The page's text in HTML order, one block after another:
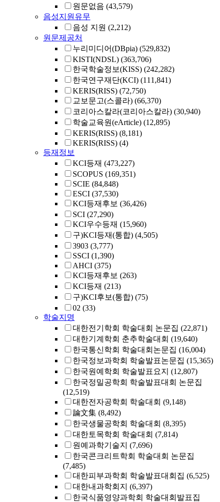
원문없음 (43,579)
음성지원유무
음성 지원 (2,212)
원문제공처
누리미디어(DBpia) (529,832)
KISTI(NDSL) (363,706)
한국학술정보(KISS) (242,282)
한국연구재단(KCI) (111,841)
KERIS(RISS) (72,750)
교보문고(스콜라) (66,370)
코리아스칼라(코리아스칼라) (30,940)
학술교육원(eArticle) (12,895)
KERIS(RISS) (8,181)
KERIS(RISS) (4)
등재정보
KCI등재 (473,227)
SCOPUS (169,351)
SCIE (84,848)
ESCI (37,530)
KCI등재후보 (36,426)
SCI (27,290)
KCI우수등재 (15,960)
구)KCI등재(통합) (4,505)
3903 (3,777)
SSCI (1,390)
AHCI (375)
KCI등재후보 (263)
KCI등재 (213)
구)KCI후보(통합) (75)
02 (33)
학술지명
대한전기학회 학술대회 논문집 (22,871)
대한기계학회 춘추학술대회 (19,640)
한국통신학회 학술대회논문집 (16,004)
한국정보과학회 학술발표논문집 (15,365)
한국원예학회 학술발표요지 (12,807)
한국정밀공학회 학술발표대회 논문집
(12,519)
대한전자공학회 학술대회 (9,148)
論文集 (8,492)
한국생물공학회 학술대회 (8,395)
대한토목학회 학술대회 (7,814)
원예과학기술지 (7,696)
한국콘크리트학회 학술대회 논문집
(7,485)
대한피부과학회 학술발표대회집 (6,525)
대한내과학회지 (6,397)
한국식품영양과학회 학술대회발표집